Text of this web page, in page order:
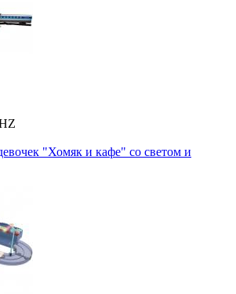
"Хомяк и кафе" со светом и